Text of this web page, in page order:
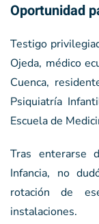
Oportunidad
Testigo
Ojeda, médico
Cuenca,
Psiquiatría
Escuela de
Tras enterarse
Infancia, no
rotación de
instalaciones.